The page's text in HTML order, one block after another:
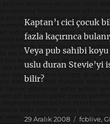
Kaptan’ı cici çocuk
fazla kaçırınca
Veya pub sahibi
uslu duran Stevie’yi
bilir?
Yayın
29 Aralık 2008 fcblive,